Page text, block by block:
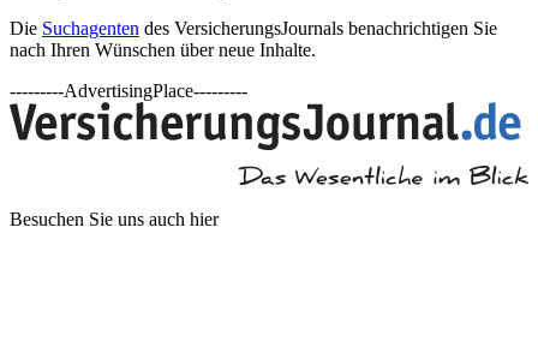
Die Suchagenten des VersicherungsJournals benachrichtigen Sie
nach Ihren Wünschen über neue Inhalte.
---------AdvertisingPlace---------
Besuchen Sie uns auch hier